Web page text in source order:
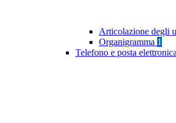
Articolazione degli
Organigramma 1
Telefono e posta elettronica